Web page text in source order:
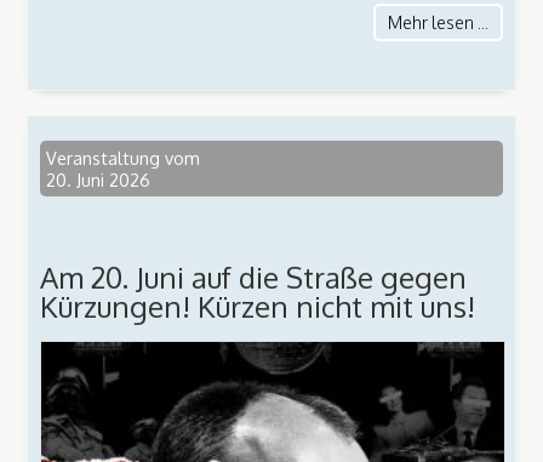
Mehr lesen ...
Veranstaltung vom
20. Juni 2026
Am 20. Juni auf die Straße gegen
Kürzungen! Kürzen nicht mit uns!